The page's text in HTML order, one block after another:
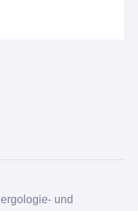
und